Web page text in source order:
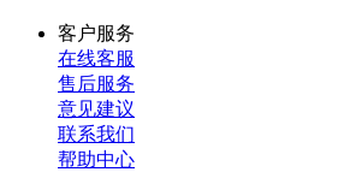
客户服务
在线客服
售后服务
意见建议
联系我们
帮助中心